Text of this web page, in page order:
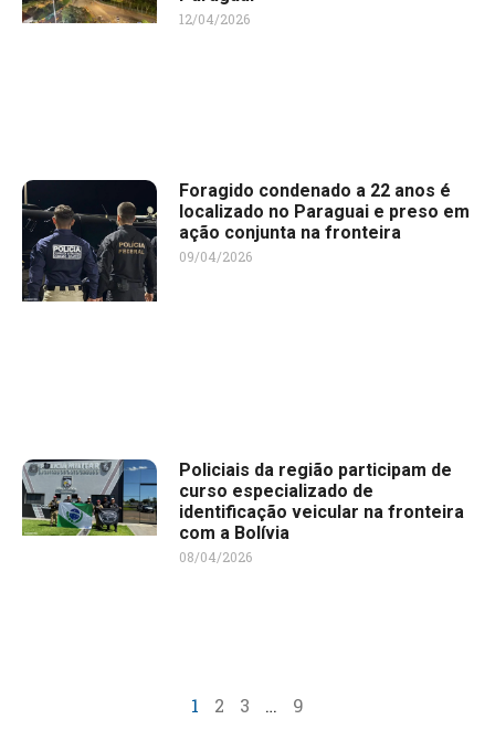
12/04/2026
Foragido condenado a 22 anos é
localizado no Paraguai e preso em
ação conjunta na fronteira
09/04/2026
Policiais da região participam de
curso especializado de
identificação veicular na fronteira
com a Bolívia
08/04/2026
1 2 3 … 9